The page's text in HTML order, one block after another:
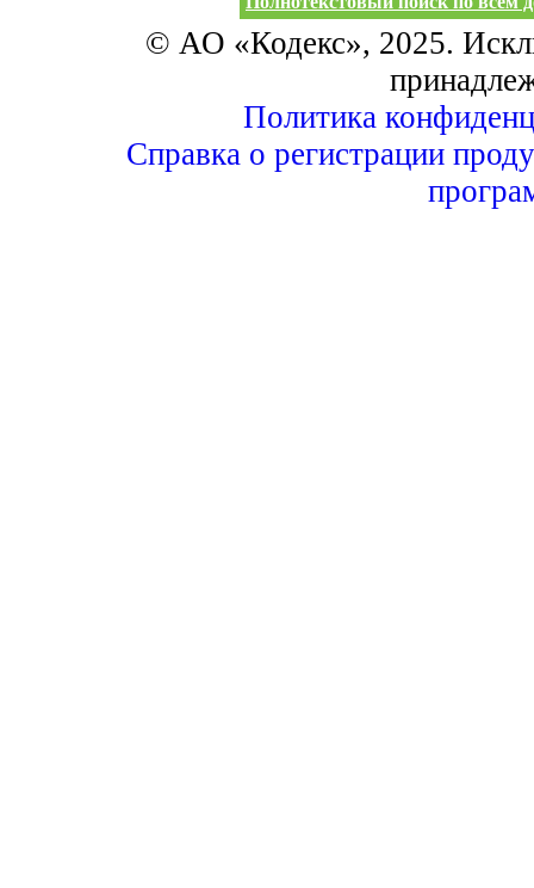
© АО «Кодекс», 2025.
Политика
Справка о регистрации